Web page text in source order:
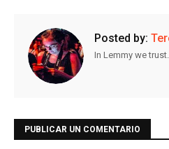
Posted by:
In Lemmy we
PUBLICAR UN COMENTARIO